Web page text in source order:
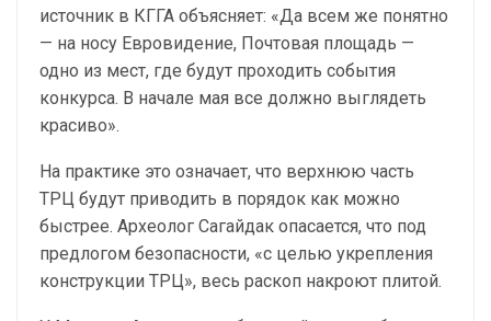
источник в КГГА объясняет: «Да всем же понятно
— на носу Евровидение, Почтовая площадь —
одно из мест, где будут проходить события
конкурса. В начале мая все должно выглядеть
красиво».
На практике это означает, что верхнюю часть
ТРЦ будут приводить в порядок как можно
быстрее. Археолог Сагайдак опасается, что под
предлогом безопасности, «с целью укрепления
конструкции ТРЦ», весь раскоп накроют плитой.